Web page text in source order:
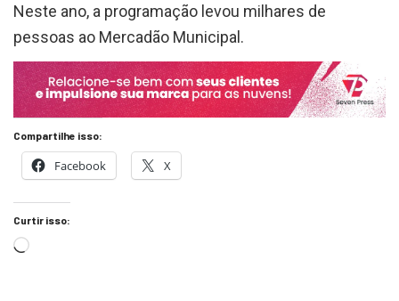
Neste ano, a programação levou milhares de
pessoas ao Mercadão Municipal.
Compartilhe isso:
Facebook X
Curtir isso: